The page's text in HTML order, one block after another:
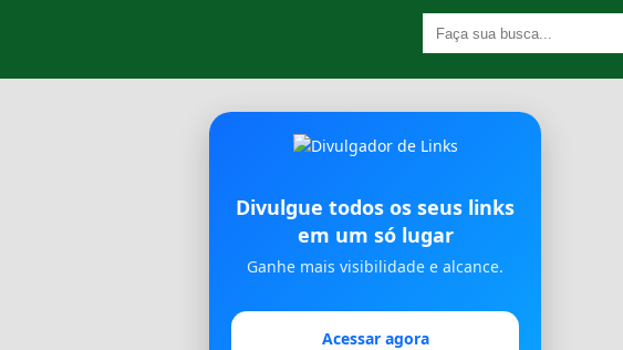
Divulgue todos os seus links
em um só lugar
Ganhe mais visibilidade e alcance.
Acessar agora